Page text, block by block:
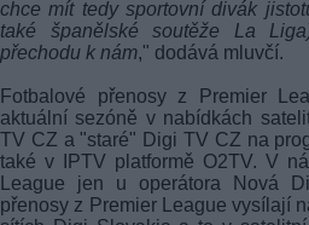
chce mít tedy sportovní divák
také španělské soutěže La
přechodu k nám," dodává mluvčí.
Fotbalové přenosy z Premier
aktuální sezóně v nabídkách
TV CZ a "staré" Digi TV CZ na
také v IPTV platformě O2TV. V
League jen u operátora Nová
přenosy z Premier League vysílají